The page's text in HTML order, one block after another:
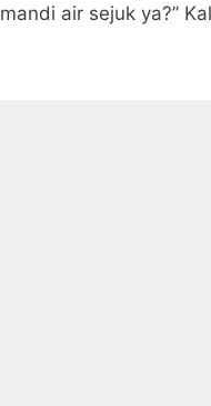
mandi air sejuk ya?”